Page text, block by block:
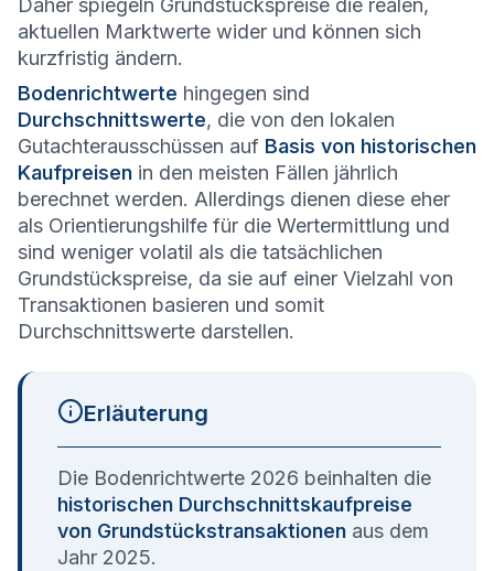
Daher spiegeln Grundstückspreise die realen,
aktuellen Marktwerte wider und können sich
kurzfristig ändern.
Bodenrichtwerte hingegen sind
Durchschnittswerte, die von den lokalen
Gutachterausschüssen auf Basis von historischen
Kaufpreisen in den meisten Fällen jährlich
berechnet werden. Allerdings dienen diese eher
als Orientierungshilfe für die Wertermittlung und
sind weniger volatil als die tatsächlichen
Grundstückspreise, da sie auf einer Vielzahl von
Transaktionen basieren und somit
Durchschnittswerte darstellen.
Erläuterung
Die Bodenrichtwerte 2026 beinhalten die
historischen Durchschnittskaufpreise
von Grundstückstransaktionen aus dem
Jahr 2025.